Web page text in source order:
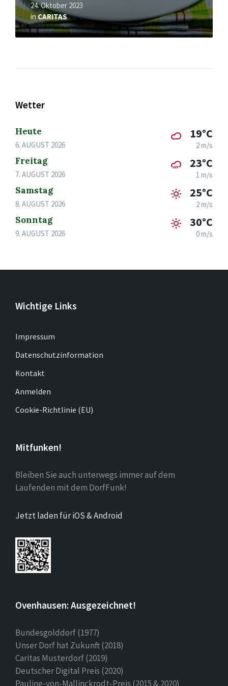
24. Oktober 2023
inCARITAS
Wetter
Heute
6. AUGUST 2026
19°C
2 m/s
Freitag
7. AUGUST 2026
23°C
1 m/s
Samstag
8. AUGUST 2026
25°C
2 m/s
Sonntag
9. AUGUST 2026
30°C
0 m/s
Wichtige Links
Impressum
Datenschutzinformation
Kontakt
Anmelden
Cookie-Richtlinie (EU)
Mitfunken!
Bleiben Sie auch unterwegs immer auf dem
Laufenden mit dem DorfFunk!
Jetzt laden für iOS & Android
Ovenhausen: Ausgezeichnet!
Bundesgolddorf (1977)
Unser Dorf hat Zukunft (2018)
Caritas Musterdorf (2019)
Deutscher Digital Preis (2020)
Pauline-von-Mallinckrodt-Preis (2015 & 2020)